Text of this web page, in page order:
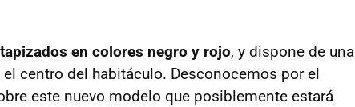
en colores negro y rojo, y dispone de una
centro del habitáculo. Desconocemos por el
este nuevo modelo que posiblemente estará